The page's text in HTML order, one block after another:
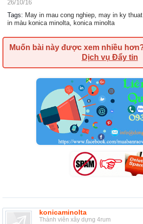
26/10/16
Tags: May in mau cong nghiep, may in ky
in màu konica minolta, konica minolta
Muốn bài này được xem nhiều
Dịch vụ Đẩy tin
konicaminolta
Thành viên xây dựng 4rum